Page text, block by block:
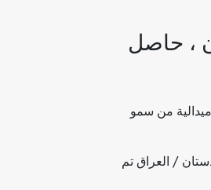
، حاصل
ميدالية من سمو
/ العراق تم